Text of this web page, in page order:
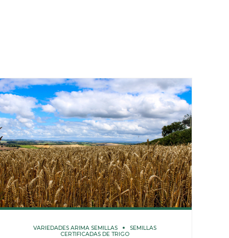
VARIEDADES ARIMA SEMILLAS
SEMILLAS
CERTIFICADAS DE TRIGO